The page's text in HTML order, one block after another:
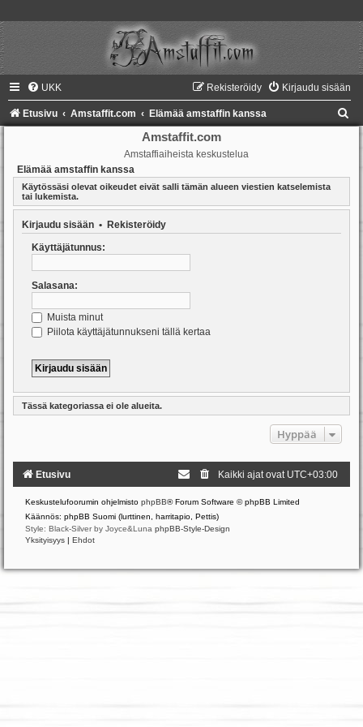
UKK Kirjaudu sisään
Rekisteröidy
Etusivu Amstaffit.com Elämää amstaffin kanssa
Amstaffit.com
Amstaffiaiheista keskustelua
Elämää amstaffin kanssa
Käytössäsi olevat oikeudet eivät salli tämän alueen viestien katselemista
tai lukemista.
Kirjaudu sisään • Rekisteröidy
Käyttäjätunnus:
Salasana:
Muista minut
Piilota käyttäjätunnukseni tällä kertaa
Tässä kategoriassa ei ole alueita.
Hyppää
Etusivu Kaikki ajat ovat UTC+03:00
Keskustelufoorumin ohjelmisto phpBB® Forum Software © phpBB Limited
Käännös: phpBB Suomi (lurttinen, harritapio, Pettis)
Style: Black-Silver by Joyce&Luna phpBB-Style-Design
Yksityisyys | Ehdot